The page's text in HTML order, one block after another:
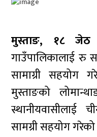
मुस्ताङ, १८ जेठ
गाउँपालिकालाई रु
सामाग्री सहयोग
मुस्ताङको
स्थानीयवासीलाई
सामग्री सहयोग गरेको